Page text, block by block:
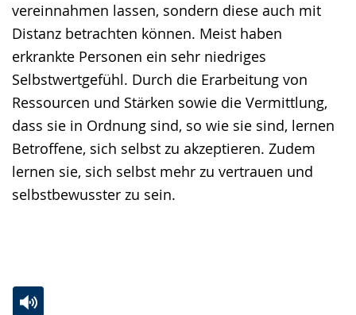
vereinnahmen lassen, sondern diese auch mit
Distanz betrachten können. Meist haben
erkrankte Personen ein sehr niedriges
Selbstwertgefühl. Durch die Erarbeitung von
Ressourcen und Stärken sowie die Vermittlung,
dass sie in Ordnung sind, so wie sie sind, lernen
Betroffene, sich selbst zu akzeptieren. Zudem
lernen sie, sich selbst mehr zu vertrauen und
selbstbewusster zu sein.